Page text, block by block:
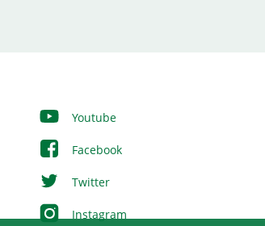
Youtube
Facebook
Twitter
Instagram